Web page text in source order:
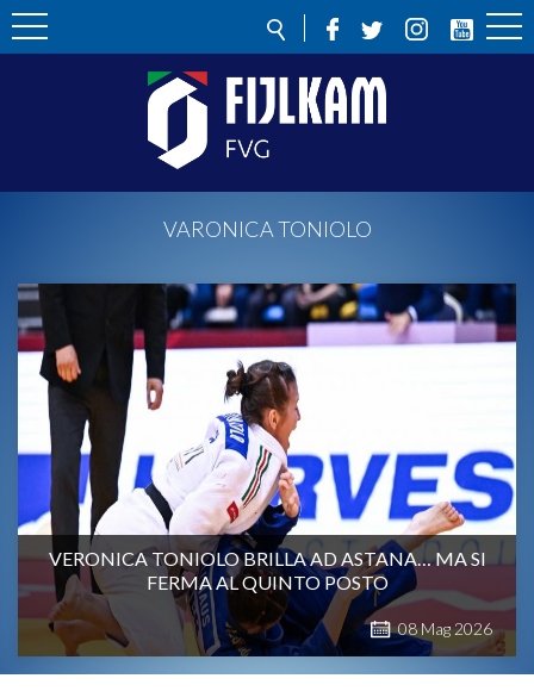
VARONICA TONIOLO
VERONICA TONIOLO BRILLA AD ASTANA… MA SI
FERMA AL QUINTO POSTO
08Mag2026